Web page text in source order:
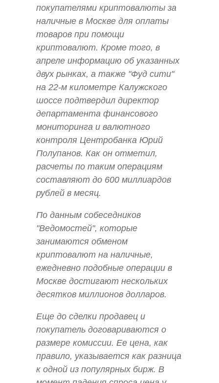
покупателями криптовалюты за
наличные в Москве для оплаты
товаров при помощи
криптовалют. Кроме того, в
апреле информацию об указанных
двух рынках, а также "Фуд сити"
на 22-м километре Калужского
шоссе подтвердил директор
департамента финансового
мониторинга и валютного
контроля Центробанка Юрий
Полупанов. Как он отметил,
расчеты по таким операциям
составляют до 600 миллиардов
рублей в месяц.
По данным собеседников
"Ведомостей", которые
занимаются обменом
криптовалют на наличные,
ежедневно подобные операции в
Москве достигают нескольких
десятков миллионов долларов.
Еще до сделки продавец и
покупатель договариваются о
размере комиссии. Ее цена, как
правило, указывается как разница
к одной из популярных бирж. В